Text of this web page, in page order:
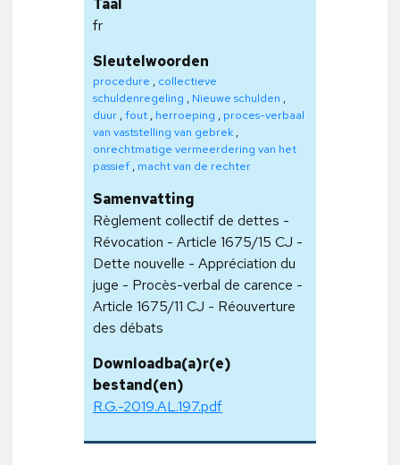
Taal
fr
Sleutelwoorden
procedure , collectieve
schuldenregeling , Nieuwe schulden ,
duur ,fout , herroeping , proces-verbaal
van vaststelling van gebrek ,
onrechtmatige vermeerdering van het
passief , macht van de rechter
Samenvatting
Règlement collectif de dettes -
Révocation - Article 1675/15 CJ -
Dette nouvelle - Appréciation du
juge - Procès-verbal de carence -
Article 1675/11 CJ - Réouverture
des débats
Downloadba(a)r(e)
bestand(en)
R.G.-2019.AL.197.pdf